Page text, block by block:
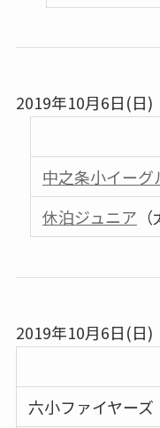
2019年10月6日(日
中之条小イーグ
休泊ジュニア
2019年10月6日(日
六小ファイヤーズ